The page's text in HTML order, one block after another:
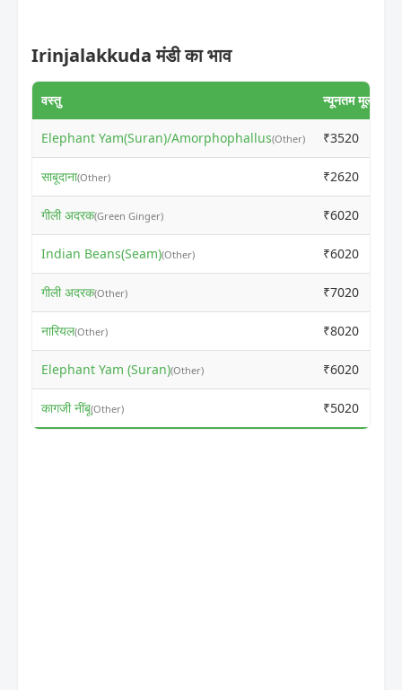
Irinjalakkuda मंडी का भाव
वस्तु न्यूनतम मूल्य
Elephant Yam(Suran)/Amorphophallus(Other) ₹3520
साबूदाना(Other) ₹2620
गीली अदरक(Green Ginger) ₹6020
Indian Beans(Seam)(Other) ₹6020
गीली अदरक(Other) ₹7020
नारियल(Other) ₹8020
Elephant Yam (Suran)(Other) ₹6020
कागजी नींबू(Other) ₹5020